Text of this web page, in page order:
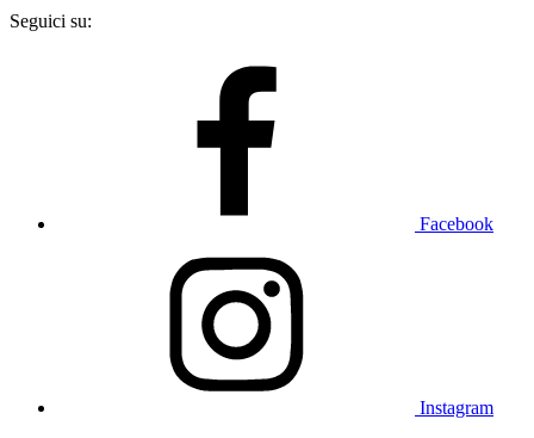
Seguici su:
Facebook
Instagram